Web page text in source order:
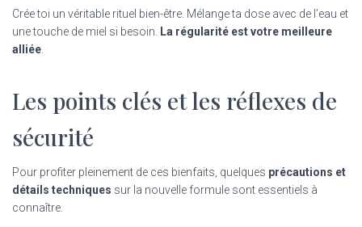
Crée toi un véritable rituel bien-être. Mélange ta dose avec de l’eau et
une touche de miel si besoin. La régularité est votre meilleure
alliée.
Les points clés et les réflexes de
sécurité
Pour profiter pleinement de ces bienfaits, quelques précautions et
détails techniques sur la nouvelle formule sont essentiels à
connaître.